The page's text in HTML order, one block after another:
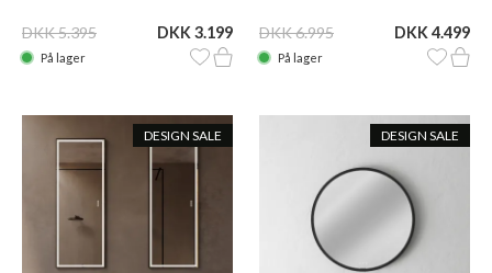
DKK 5.395 DKK 3.199
På lager
DKK 6.995 DKK 4.499
På lager
DESIGN SALE DESIGN SALE